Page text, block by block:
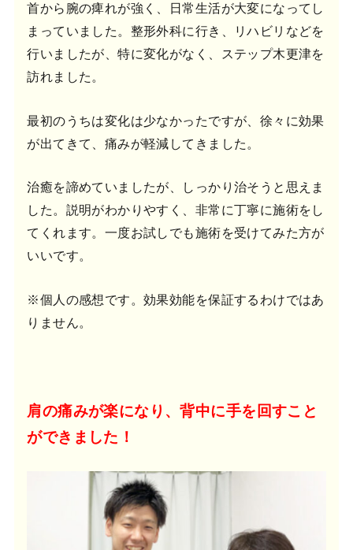
首から腕の痺れが強く、日常生活が大変になってし
まっていました。整形外科に行き、リハビリなどを
行いましたが、特に変化がなく、ステップ木更津を
訪れました。
最初のうちは変化は少なかったですが、徐々に効果
が出てきて、痛みが軽減してきました。
治癒を諦めていましたが、しっかり治そうと思えま
した。説明がわかりやすく、非常に丁寧に施術をし
てくれます。一度お試しでも施術を受けてみた方が
いいです。
※個人の感想です。効果効能を保証するわけではあ
りません。
肩の痛みが楽になり、背中に手を回すこと
ができました！